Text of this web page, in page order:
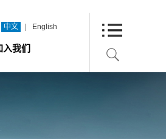
中文 English
入我们